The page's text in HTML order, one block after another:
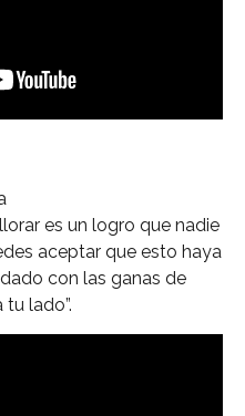
es un logro que nadie
aceptar que esto haya
con las ganas de
lado”.